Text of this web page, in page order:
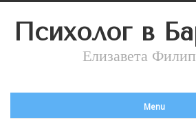
Психолог в
Елизавета
Menu